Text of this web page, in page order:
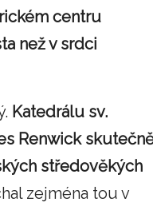
centru
než v srdci
Katedrálu sv.
Renwick
středověkých
zejména tou v